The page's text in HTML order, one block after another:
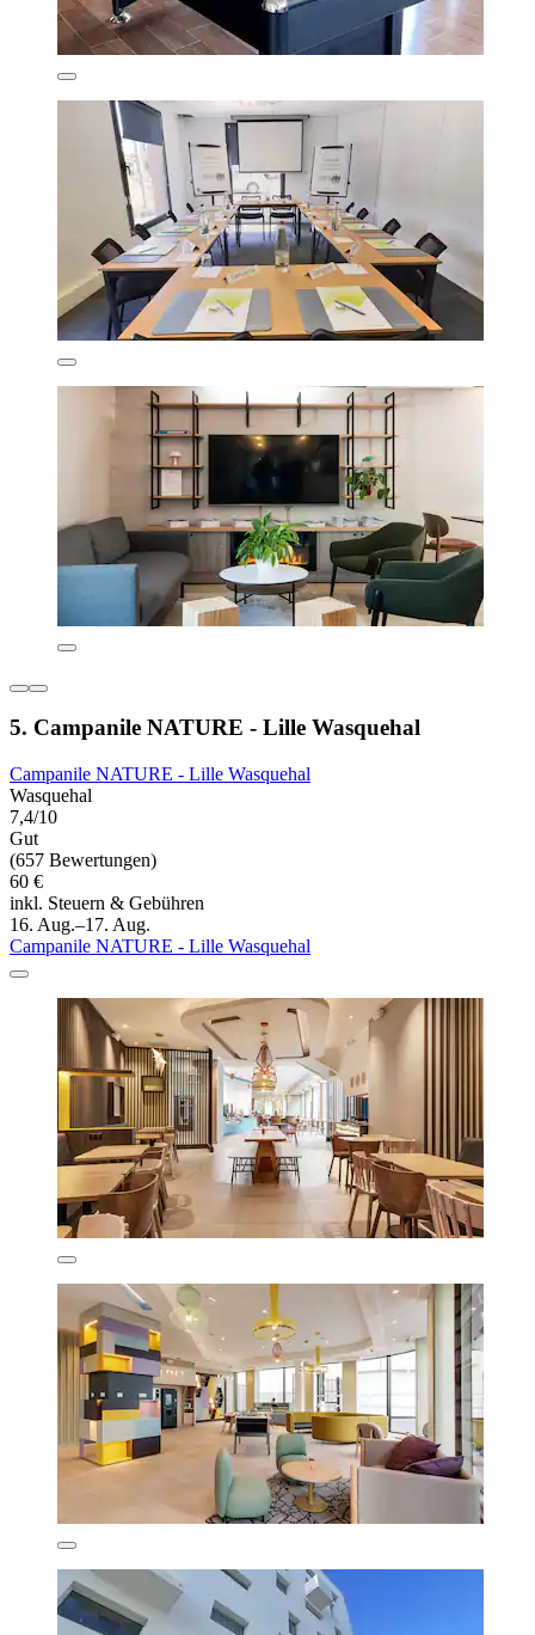
5. Campanile NATURE - Lille Wasquehal
Campanile NATURE - Lille Wasquehal
Wasquehal
7,4/10
Gut
(657 Bewertungen)
60 €
inkl. Steuern & Gebühren
16. Aug.–17. Aug.
Campanile NATURE - Lille Wasquehal